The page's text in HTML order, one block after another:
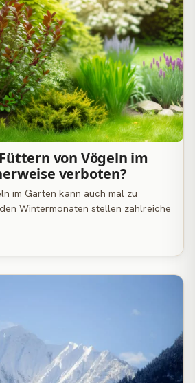
von Vögeln im
verboten?
im Garten kann auch mal zu
Wintermonaten stellen zahlreiche